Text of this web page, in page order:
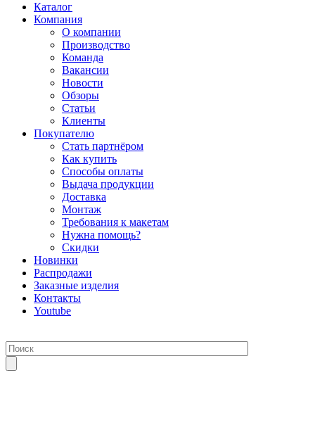
Каталог
Компания
О компании
Производство
Команда
Вакансии
Новости
Обзоры
Статьи
Клиенты
Покупателю
Стать партнёром
Как купить
Способы оплаты
Выдача продукции
Доставка
Монтаж
Требования к макетам
Нужна помощь?
Скидки
Новинки
Распродажи
Заказные изделия
Контакты
Youtube